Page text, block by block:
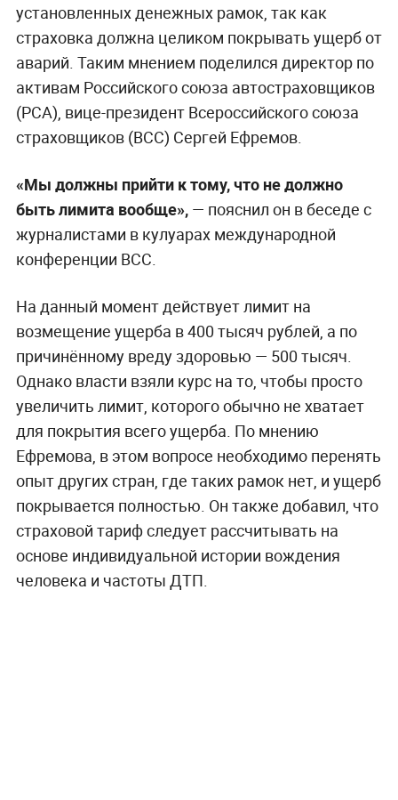
установленных денежных рамок, так как
страховка должна целиком покрывать ущерб от
аварий. Таким мнением поделился директор по
активам Российского союза автостраховщиков
(РСА), вице-президент Всероссийского союза
страховщиков (ВСС) Сергей Ефремов.
«Мы должны прийти к тому, что не должно
быть лимита вообще»,— пояснил он в беседе с
журналистами в кулуарах международной
конференции ВСС.
На данный момент действует лимит на
возмещение ущерба в 400 тысяч рублей, а по
причинённому вреду здоровью — 500 тысяч.
Однако власти взяли курс на то, чтобы просто
увеличить лимит, которого обычно не хватает
для покрытия всего ущерба. По мнению
Ефремова, в этом вопросе необходимо перенять
опыт других стран, где таких рамок нет, и ущерб
покрывается полностью. Он также добавил, что
страховой тариф следует рассчитывать на
основе индивидуальной истории вождения
человека и частоты ДТП.